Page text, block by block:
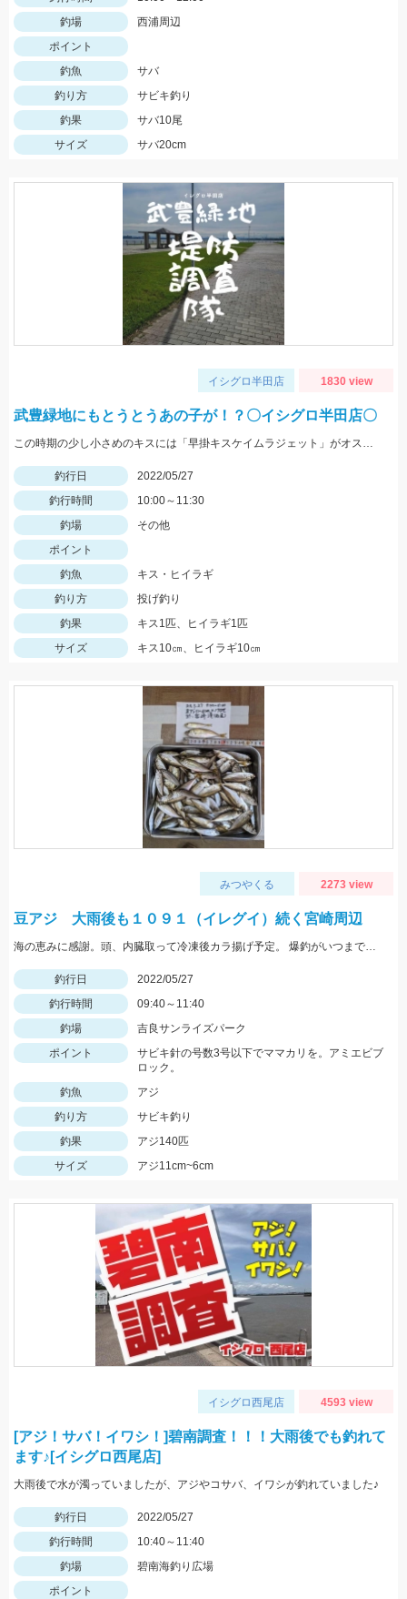
釣場
西浦周辺
ポイント
釣魚
サバ
釣り方
サビキ釣り
釣果
サバ10尾
サイズ
サバ20cm
イシグロ半田店 1830 view
武豊緑地にもとうとうあの子が！？〇イシグロ半田店〇
この時期の少し小さめのキスには「早掛キスケイムラジェット」がオススメ！ 武豊緑地でも小型ですがキスが釣れ始めました！皆さんも是非、チャレンジしてみてください！！
釣行日
2022/05/27
釣行時間
10:00～11:30
釣場
その他
ポイント
釣魚
キス・ヒイラギ
釣り方
投げ釣り
釣果
キス1匹、ヒイラギ1匹
サイズ
キス10㎝、ヒイラギ10㎝
みつやくる 2273 view
豆アジ 大雨後も１０９１（イレグイ）続く宮崎周辺
海の恵みに感謝。頭、内臓取って冷凍後カラ揚げ予定。 爆釣がいつまで続くか見守りたい。
釣行日
2022/05/27
釣行時間
09:40～11:40
釣場
吉良サンライズパーク
ポイント
サビキ針の号数3号以下でママカリを。アミエビブ
ロック。
釣魚
アジ
釣り方
サビキ釣り
釣果
アジ140匹
サイズ
アジ11cm~6cm
イシグロ西尾店 4593 view
[アジ！サバ！イワシ！]碧南調査！！！大雨後でも釣れて
ます♪[イシグロ西尾店]
大雨後で水が濁っていましたが、アジやコサバ、イワシが釣れていました♪
釣行日
2022/05/27
釣行時間
10:40～11:40
釣場
碧南海釣り広場
ポイント